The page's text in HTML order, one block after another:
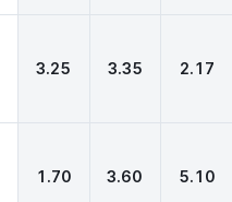
3.25 3.35 2.17
1.70 3.60 5.10